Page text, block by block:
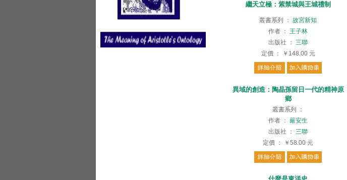
繼天立極：紫禁城與王城禮制
叢書系列 ： 故宮新知
作者 ： 王子林
出版社
： 三聯
定價
： ￥148.00 元
異域的創造：陶晶孫留日一代的精神原
鄉
叢書系列
：
作者 ：
嚴安生
出版社
： 三聯
定價 ： ￥58.00 元